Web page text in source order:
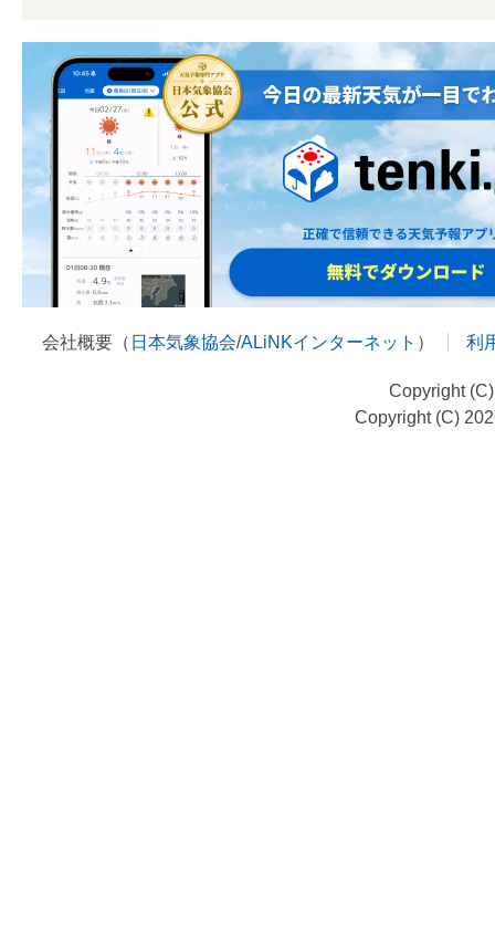
会社概要（ 日本気象協会/ALiNKインターネット ） 利
Copyright
Copyright (C)